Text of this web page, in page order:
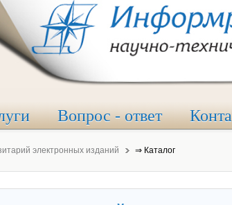
Вопрос - ответ
электронных изданий ⇒ Каталог